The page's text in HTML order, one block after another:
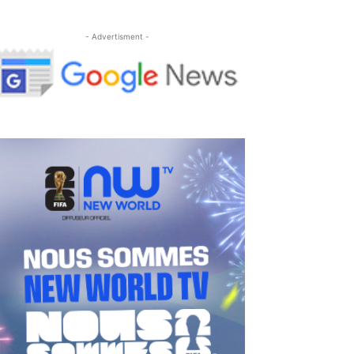
- Advertisment -